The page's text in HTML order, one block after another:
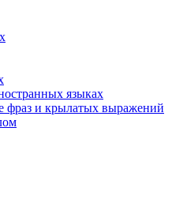
языках
фраз и крылатых выражений